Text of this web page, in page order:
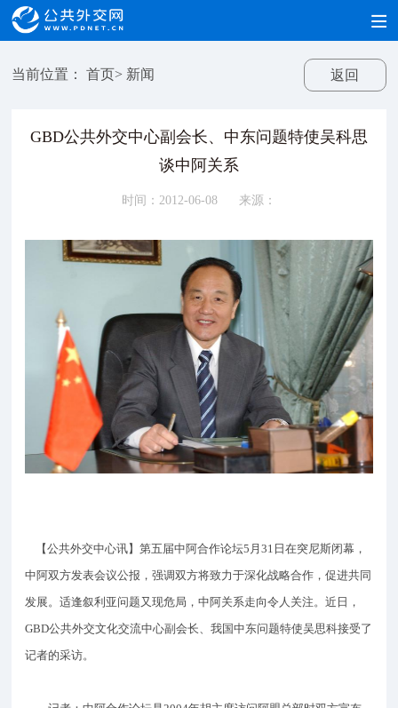
当前位置：首页> 新闻 返回
GBD公共外交中心副会长、中东问题特使吴科思
谈中阿关系
时间：2012-06-08 来源：
【公共外交中心讯】第五届中阿合作论坛5月31日在突尼斯闭幕，
中阿双方发表会议公报，强调双方将致力于深化战略合作，促进共同
发展。适逢叙利亚问题又现危局，中阿关系走向令人关注。近日，
GBD公共外交文化交流中心副会长、我国中东问题特使吴思科接受了
记者的采访。